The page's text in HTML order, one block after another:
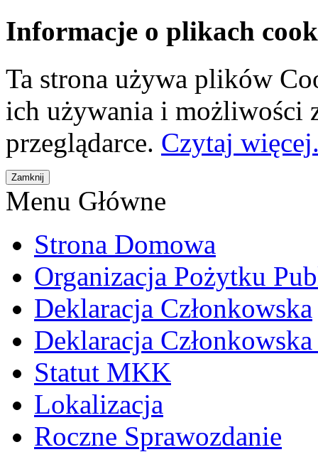
Informacje o plikach
Ta strona używa plików
ich używania i możliwości
przeglądarce. Czytaj
Menu Główne
Strona Domowa
Organizacja Pożytku
Deklaracja Członkowska
Deklaracja
Statut MKK
Lokalizacja
Roczne Sprawozdanie